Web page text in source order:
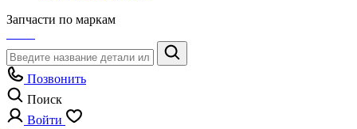
Запчасти по маркам
Позвонить
Поиск
Войти